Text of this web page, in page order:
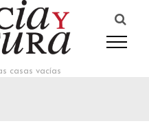
casas vacías